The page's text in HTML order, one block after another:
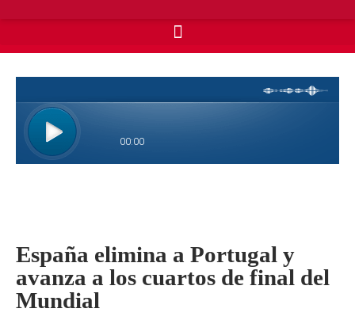
España elimina a Portugal y
avanza a los cuartos de final del
Mundial